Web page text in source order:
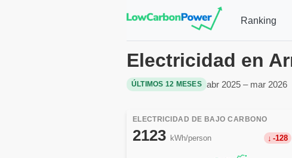
Ranking
Electricidad en
ÚLTIMOS 12 MESES abr 2025 – mar 2026
ELECTRICIDAD DE BAJO CARBONO
2123 kWh/person -128